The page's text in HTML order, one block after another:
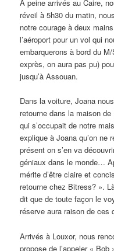
A peine arrivés au Caire,
réveil à 5h30 du matin,
notre courage à deux
l’aéroport pour un vol qui
embarquerons à bord du
exprès, on aura pas pu)
jusqu’à Assouan.
Dans la voiture, Joana
retourne dans la maison
qui s’occupait de notre
explique à Joana qu’on ne
présent on s’en va
géniaux dans le monde…
mérite d’être claire et
retourne chez Bitress? ».
dit que de toute façon le
réserve aura raison de ces
Arrivés à Louxor, nous
propose de l’appeler «